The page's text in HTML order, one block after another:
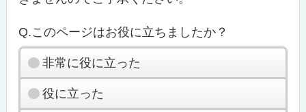
Q.このページはお役に立ちましたか？
非常に役に立った
役に立った